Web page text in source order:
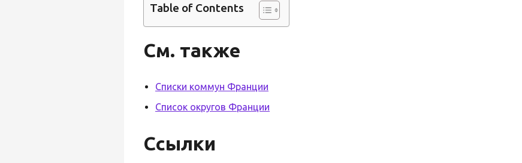
Table of Contents
См. также
Списки коммун Франции
Список округов Франции
Ссылки